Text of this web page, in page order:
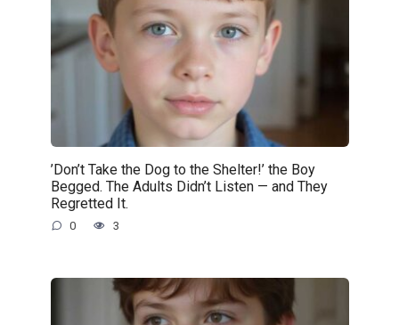
’Don’t Take the Dog to the Shelter!’ the Boy
Begged. The Adults Didn’t Listen — and They
Regretted It.
0 3